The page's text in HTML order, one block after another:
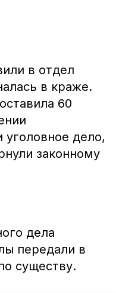
в отдел
в краже.
60
уголовное дело,
законному
дела
передали в
существу.